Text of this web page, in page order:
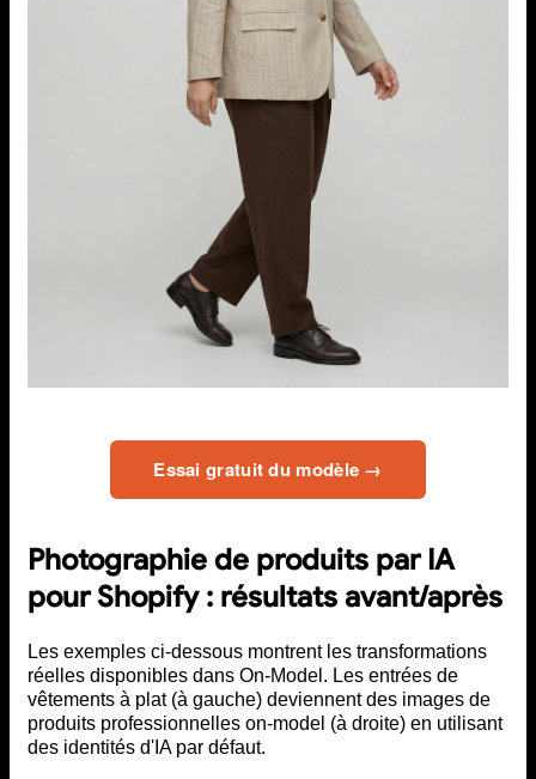
Essai gratuit du modèle →
Photographie de produits par IA
pour Shopify : résultats avant/après
Les exemples ci-dessous montrent les transformations
réelles disponibles dans On-Model. Les entrées de
vêtements à plat (à gauche) deviennent des images de
produits professionnelles on-model (à droite) en utilisant
des identités d'IA par défaut.